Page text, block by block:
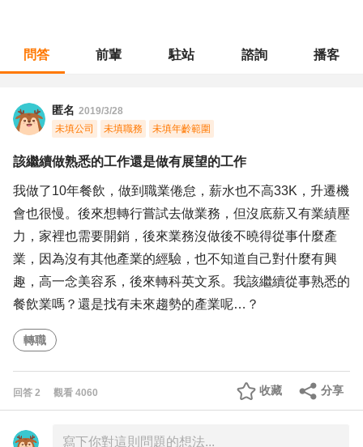
問答 前輩 駐站 諮詢 播客
匿名 2019/3/28
未填公司
未填職務 未填年齡範圍
該繼續做熟悉的工作還是做有展望的工作
我做了10年餐飲，做到職業倦怠，薪水也不高33K，升遷機
會也很慢。後來想轉行嘗試去做業務，但沒底薪又有業績壓
力，家裡也需要開銷，後來業務沒做後不曉得從事什麼產
業，因為沒有其他產業的經驗，也不知道自己對什麼有興
趣，高一念美容系，後來轉科英文系。我該繼續從事熟悉的
餐飲業嗎？還是找有未來趨勢的產業呢…？
轉職
回答 2 觀看 4060 分享
收藏